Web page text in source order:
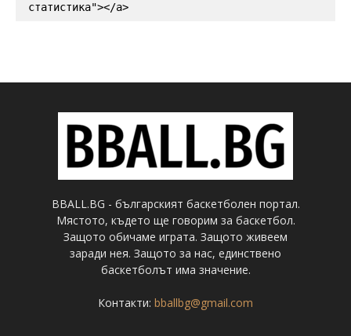
статистика"></a>
BBALL.BG - българският баскетболен портал.
Мястото, където ще говорим за баскетбол.
Защото обичаме играта. Защото живеем
заради нея. Защото за нас, единствено
баскетболът има значение.
Контакти: bballbg@gmail.com